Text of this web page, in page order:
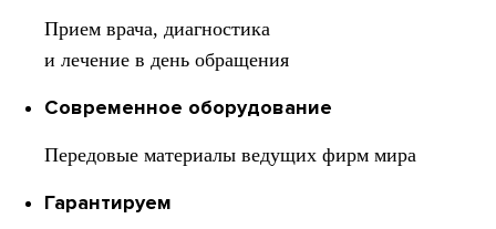
Прием врача, диагностика
и лечение в день обращения
Современное оборудование
Передовые материалы ведущих фирм мира
Гарантируем